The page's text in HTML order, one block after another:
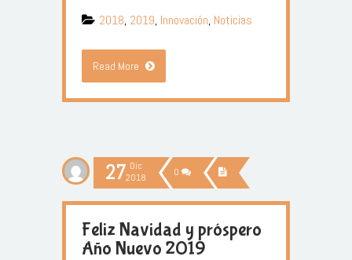
2018, 2019, Innovación, Noticias
Read More
27 Dic
2018
0
Feliz Navidad y próspero
Año Nuevo 2019